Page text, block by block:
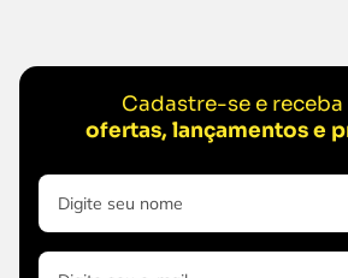
Cadastre-se e receba
ofertas, lançamentos e